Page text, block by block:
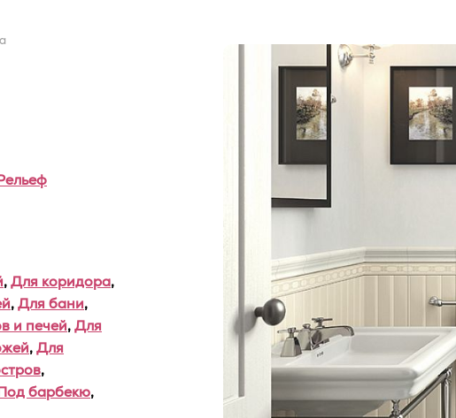
,Для коридора,
,Для бани,
и печей,Для
,Для
,
барбекю,